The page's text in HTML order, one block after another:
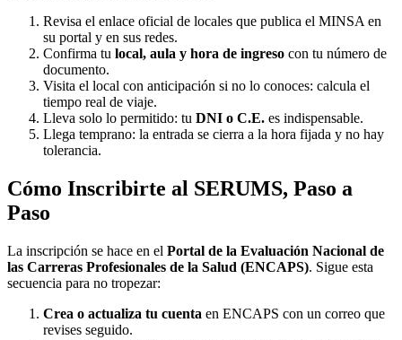
Revisa el enlace oficial de locales que publica el MINSA en
su portal y en sus redes.
Confirma tu local, aula y hora de ingreso con tu número de
documento.
Visita el local con anticipación si no lo conoces: calcula el
tiempo real de viaje.
Lleva solo lo permitido: tu DNI o C.E. es indispensable.
Llega temprano: la entrada se cierra a la hora fijada y no hay
tolerancia.
Cómo Inscribirte al SERUMS, Paso a
Paso
La inscripción se hace en el Portal de la Evaluación Nacional de
las Carreras Profesionales de la Salud (ENCAPS). Sigue esta
secuencia para no tropezar:
Crea o actualiza tu cuenta en ENCAPS con un correo que
revises seguido.